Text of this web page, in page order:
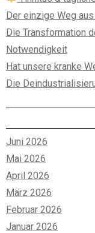
Der einzige Weg
Die Transformation
Notwendigkeit
Hat unsere kranke
Die
Juni 2026
Mai 2026
April 2026
März 2026
Februar 2026
Januar 2026